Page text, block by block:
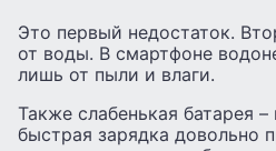
Это первый недостаток.
от воды. В смартфоне
лишь от пыли и влаги.
Также слабенькая батарея
быстрая зарядка довольно